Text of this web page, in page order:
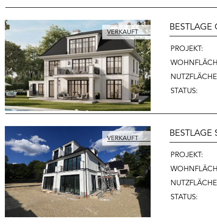
BESTLAGE
PROJEKT:
STATUS:
BESTLAGE
PROJEKT:
STATUS: